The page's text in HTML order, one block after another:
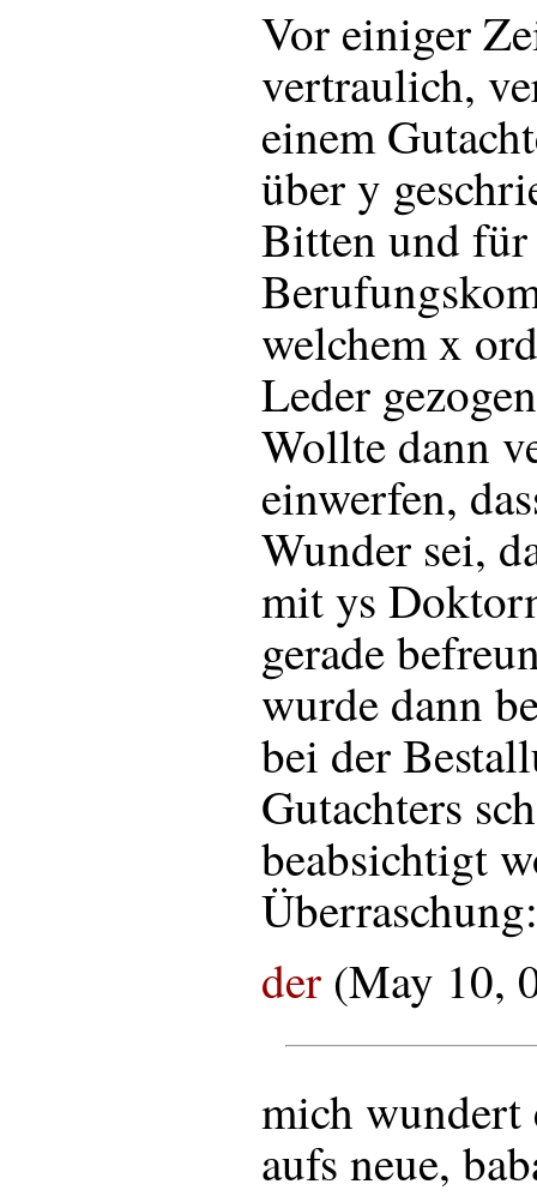
Vor einiger
vertraulich,
einem
über y
Bitten und für
welchem x
Leder
Wollte dann
einwerfen,
Wunder sei,
mit ys
gerade
wurde dann
bei der
Gutachters
beabsichtigt
der (May 10,
mich wundert
aufs neue,